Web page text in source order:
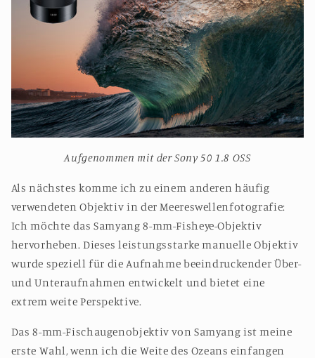
Aufgenommen mit der Sony 50 1.8 OSS
Als nächstes komme ich zu einem anderen häufig
verwendeten Objektiv in der Meereswellenfotografie:
Ich möchte das Samyang 8-mm-Fisheye-Objektiv
hervorheben. Dieses leistungsstarke manuelle Objektiv
wurde speziell für die Aufnahme beeindruckender Über-
und Unteraufnahmen entwickelt und bietet eine
extrem weite Perspektive.
Das 8-mm-Fischaugenobjektiv von Samyang ist meine
erste Wahl, wenn ich die Weite des Ozeans einfangen